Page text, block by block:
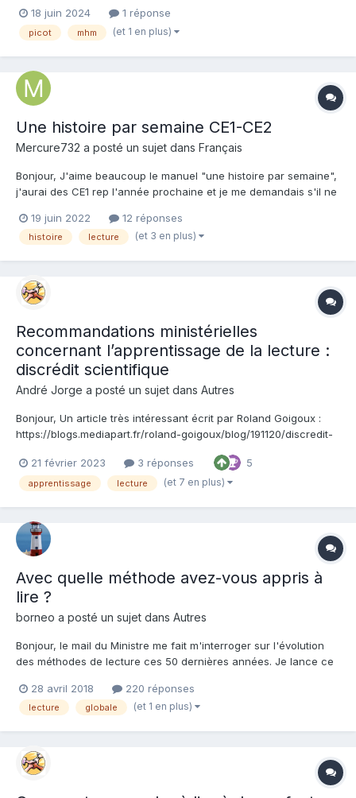
18 juin 2024 1 réponse
picot mhm (et 1 en plus)
Une histoire par semaine CE1-CE2
Mercure732 a posté un sujet dans Français
Bonjour, J'aime beaucoup le manuel "une histoire par semaine",
j'aurai des CE1 rep l'année prochaine et je me demandais s'il ne
résistant pour des ce1 classique alors en rep... Vaut-il mieux que
je prenne une histoire...
19 juin 2022 12 réponses
histoire lecture (et 3 en plus)
Recommandations ministérielles
concernant l’apprentissage de la lecture :
discrédit scientifique
André Jorge a posté un sujet dans Autres
Bonjour, Un article très intéressant écrit par Roland Goigoux :
https://blogs.mediapart.fr/roland-goigoux/blog/191120/discredit-
21 février 2023
3 réponses 5
apprentissage lecture (et 7 en plus)
Avec quelle méthode avez-vous appris à
lire ?
borneo a posté un sujet dans Autres
Bonjour, le mail du Ministre me fait m'interroger sur l'évolution
des méthodes de lecture ces 50 dernières années. Je lance ce
citant la méthode avec laquelle vous avez appris à lire en CP, et
à poster une image ou (et) un lien...
28 avril 2018 220 réponses
lecture globale (et 1 en plus)